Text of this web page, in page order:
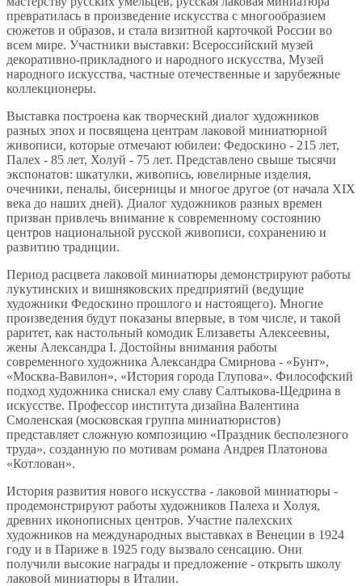
превратилась в произведение искусства с многообразием
сюжетов и образов, и стала визитной карточкой России во
всем мире. Участники выставки: Всероссийский музей
декоративно-прикладного и народного искусства, Музей
народного искусства, частные отечественные и зарубежные
коллекционеры.
Выставка построена как творческий диалог художников
разных эпох и посвящена центрам лаковой миниатюрной
живописи, которые отмечают юбилеи: Федоскино - 215 лет,
Палех - 85 лет, Холуй - 75 лет. Представлено свыше тысячи
экспонатов: шкатулки, живопись, ювелирные изделия,
очечники, пеналы, бисерницы и многое другое (от начала XIX
века до наших дней). Диалог художников разных времен
призван привлечь внимание к современному состоянию
центров национальной русской живописи, сохранению и
развитию традиции.
Период расцвета лаковой миниатюры демонстрируют работы
лукутинских и вишняковских предприятий (ведущие
художники Федоскино прошлого и настоящего). Многие
произведения будут показаны впервые, в том числе, и такой
раритет, как настольный комодик Елизаветы Алексеевны,
жены Александра I. Достойны внимания работы
современного художника Александра Смирнова - «Бунт»,
«Москва-Вавилон», «История города Глупова». Философский
подход художника снискал ему славу Салтыкова-Щедрина в
искусстве. Профессор института дизайна Валентина
Смоленская (московская группа миниатюристов)
представляет сложную композицию «Праздник бесполезного
труда», созданную по мотивам романа Андрея Платонова
«Котлован».
История развития нового искусства - лаковой миниатюры -
продемонстрируют работы художников Палеха и Холуя,
древних иконописных центров. Участие палехских
художников на международных выставках в Венеции в 1924
году и в Париже в 1925 году вызвало сенсацию. Они
получили высокие награды и предложение - открыть школу
лаковой миниатюры в Италии.